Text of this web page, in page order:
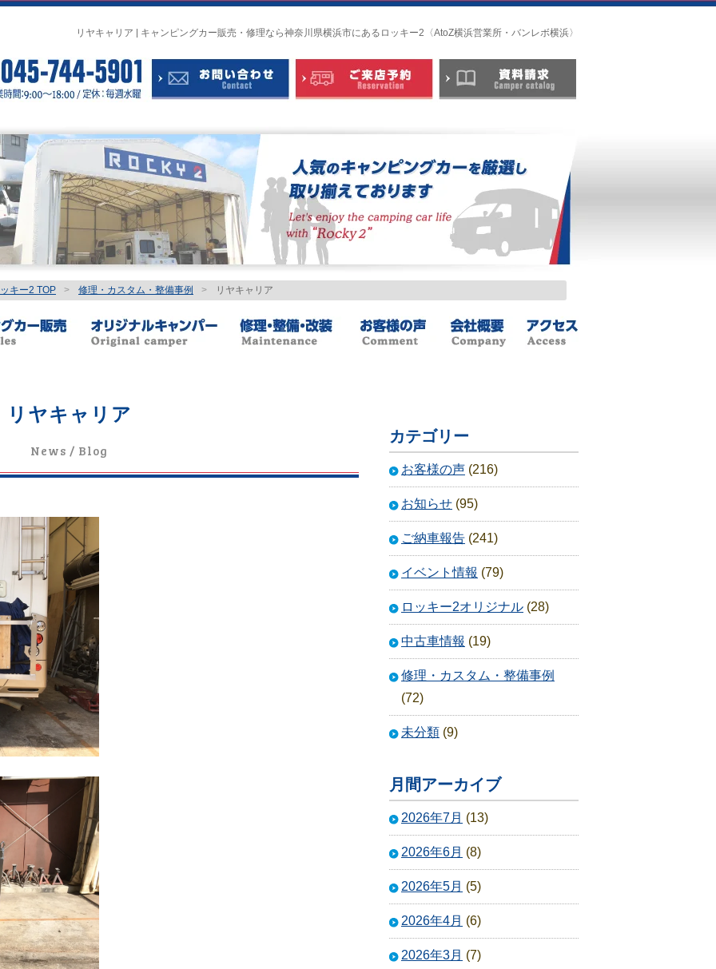
リヤキャリア | キャンピングカー販売・修理なら神奈川県横浜市にあるロッキー2〈AtoZ横浜営業所・バンレボ横浜〉
キー2 TOP > 修理・カスタム・整備事例 > リヤキャリア
リヤキャリア
News / Blog
カテゴリー
お客様の声 (216)
お知らせ (95)
ご納車報告 (241)
イベント情報 (79)
ロッキー2オリジナル (28)
中古車情報 (19)
修理・カスタム・整備事例
(72)
未分類 (9)
月間アーカイブ
2026年7月 (13)
2026年6月 (8)
2026年5月 (5)
2026年4月 (6)
2026年3月 (7)